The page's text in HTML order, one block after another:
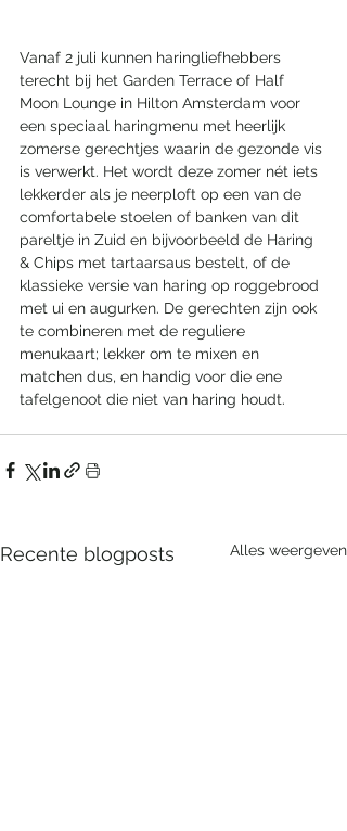
Vanaf 2 juli kunnen haringliefhebbers
terecht bij het Garden Terrace of Half
Moon Lounge in Hilton Amsterdam voor
een speciaal haringmenu met heerlijk
zomerse gerechtjes waarin de gezonde vis
is verwerkt. Het wordt deze zomer nét iets
lekkerder als je neerploft op een van de
comfortabele stoelen of banken van dit
pareltje in Zuid en bijvoorbeeld de Haring
& Chips met tartaarsaus bestelt, of de
klassieke versie van haring op roggebrood
met ui en augurken. De gerechten zijn ook
te combineren met de reguliere
menukaart; lekker om te mixen en
matchen dus, en handig voor die ene
tafelgenoot die niet van haring houdt.
Recente blogposts Alles weergeven